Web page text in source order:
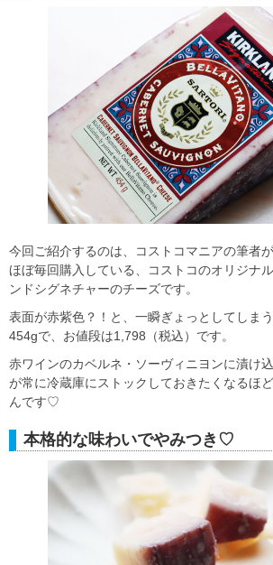
今回ご紹介するのは、コストコマニアの筆者
ほぼ毎回購入している、コストコのオリジナ
ンドシグネチャーのチーズです。
表面が赤紫色？！と、一瞬ぎょっとしてしま
454gで、お値段は1,798（税込）です。
赤ワインのカベルネ・ソーヴィニヨンに漬け
が常に冷蔵庫にストックしておきたくなるほ
んです♡
本格的な味わいでやみつき♡